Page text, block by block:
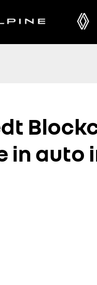
in auto